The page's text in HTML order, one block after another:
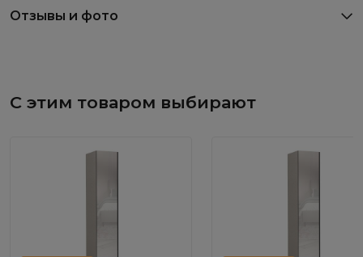
Отзывы и фото
С этим товаром выбирают